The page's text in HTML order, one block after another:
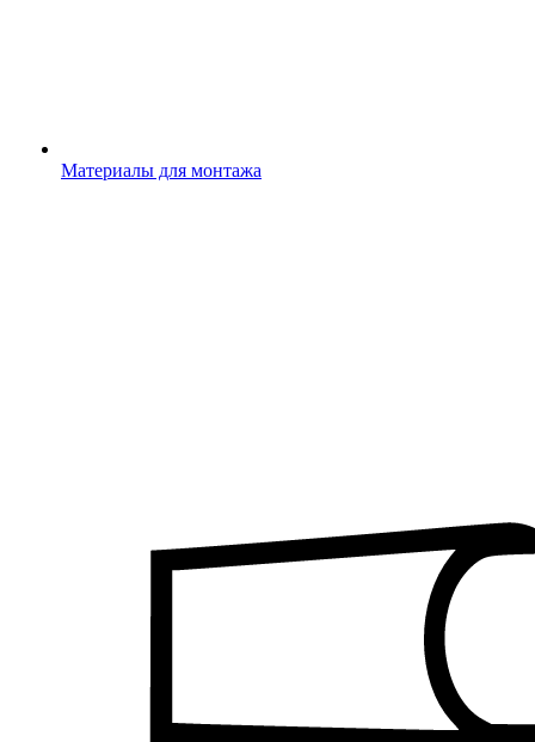
Материалы для монтажа